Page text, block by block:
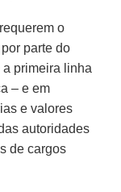
o
parte do
a primeira linha
– e em
e valores
autoridades
de cargos